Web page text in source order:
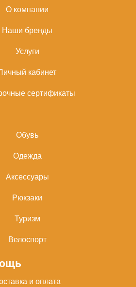
О компании
Наши бренды
Услуги
кабинет
сертификаты
Обувь
Одежда
Аксессуары
Рюкзаки
Туризм
Велоспорт
и оплата